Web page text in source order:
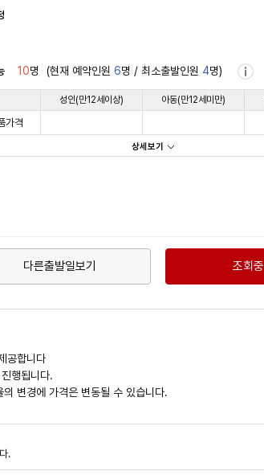
10명 (현재 예약인원 6명 / 최소출발인원 4명)
성인(만12세이상) 아동(만12세미만)
가격
상세보기
다른출발일보기 조회중
공합니다
행됩니다.
변경에 가격은 변동될 수 있습니다.
.